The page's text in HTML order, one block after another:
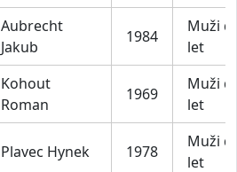
Aubrecht
Jakub
1984
Muži
let
Kohout
Roman
1969
Muži
let
Plavec Hynek 1978
Muži
let